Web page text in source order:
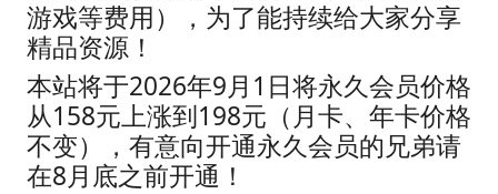
游戏等费用），为了能持续给大家分享
精品资源！
本站将于2026年9月1日将永久会员价格
从158元上涨到198元（月卡、年卡价格
不变），有意向开通永久会员的兄弟请
在8月底之前开通！